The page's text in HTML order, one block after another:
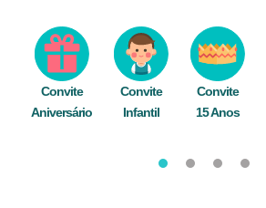
Convite
Aniversário
Convite
Infantil
Convite
15 Anos